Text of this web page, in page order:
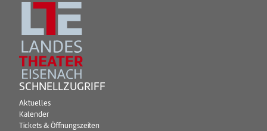
SCHNELLZUGRIFF
Aktuelles
Kalender
Tickets & Öffnungszeiten